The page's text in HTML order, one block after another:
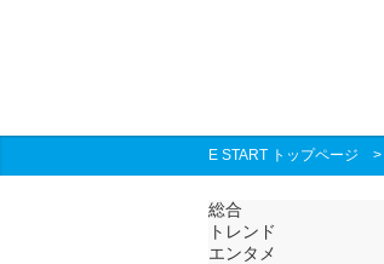
E START トップページ >
総合
トレンド
エンタメ